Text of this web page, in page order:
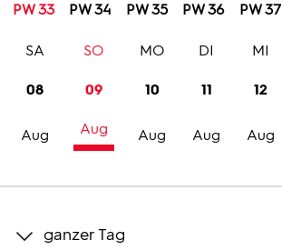
Programm
Trailer
Bilder
PW 33 PW 34 PW 35 PW 36 PW 37
08
Aug
SA
09
Aug
SO
10
Aug
MO
11
Aug
DI
12
Aug
MI
ganzer Tag